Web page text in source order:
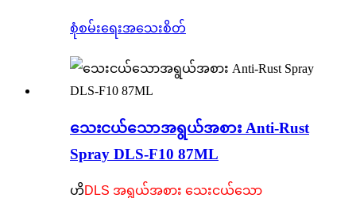
စုံစမ်းရေးအသေးစိတ်
သေးငယ်သောအရွယ်အစား Anti-Rust
Spray DLS-F10 87ML
ဟိDLS အရွယ်အစား သေးငယ်သော